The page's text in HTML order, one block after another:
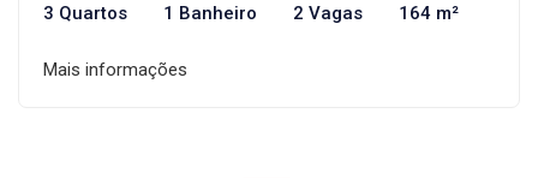
3 Quartos 1 Banheiro 2 Vagas 164 m²
Mais informações